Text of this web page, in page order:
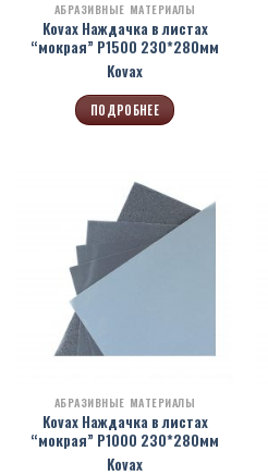
АБРАЗИВНЫЕ МАТЕРИАЛЫ
Kovax Наждачка в листах
“мокрая” Р1500 230*280мм
Kovax
ПОДРОБНЕЕ
АБРАЗИВНЫЕ МАТЕРИАЛЫ
Kovax Наждачка в листах
“мокрая” Р1000 230*280мм
Kovax